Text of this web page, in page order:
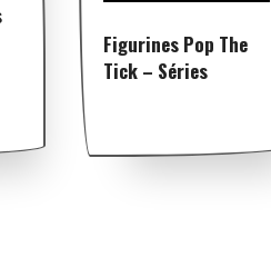
Figurines Pop The
Tick – Séries